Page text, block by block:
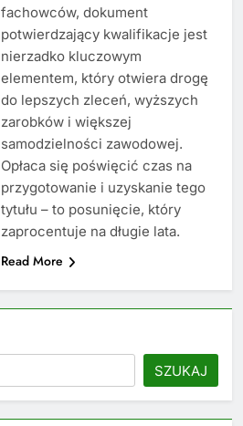
fachowców, dokument
potwierdzający kwalifikacje jest
nierzadko kluczowym
elementem, który otwiera drogę
do lepszych zleceń, wyższych
zarobków i większej
samodzielności zawodowej.
Opłaca się poświęcić czas na
przygotowanie i uzyskanie tego
tytułu – to posunięcie, który
zaprocentuje na długie lata.
Read More
SZUKAJ